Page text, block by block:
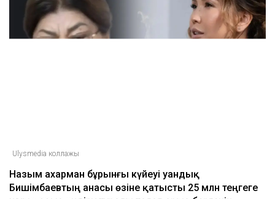
Ulysmedia коллажы
Назым Қахарман бұрынғы күйеуі Қуандық
Бишімбаевтың анасы өзіне қатысты 25 млн теңгеге